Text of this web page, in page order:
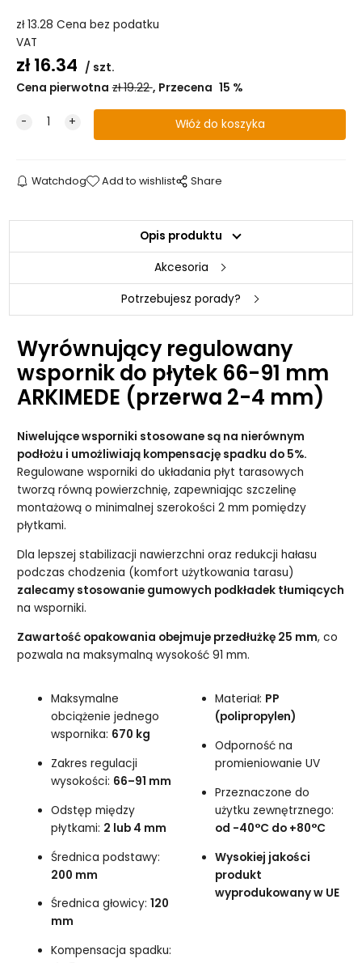
zł13.28 Cena bez podatku
VAT
zł16.34
szt.
Cena pierwotna zł19.22 Przecena 15 %
Watchdog Add to wishlist Share
Opis produktu
Akcesoria
Potrzebujesz porady?
Wyrównujący regulowany
wspornik do płytek 66-91 mm
ARKIMEDE (przerwa 2-4 mm)
Niwelujące wsporniki stosowane są na nierównym
podłożu i umożliwiają kompensację spadku do 5%.
Regulowane wsporniki do układania płyt tarasowych
tworzą równą powierzchnię, zapewniając szczelinę
montażową o minimalnej szerokości 2 mm pomiędzy
płytkami.
Dla lepszej stabilizacji nawierzchni oraz redukcji hałasu
podczas chodzenia (komfort użytkowania tarasu)
zalecamy stosowanie gumowych podkładek tłumiących
na wsporniki.
Zawartość opakowania obejmuje przedłużkę 25 mm, co
pozwala na maksymalną wysokość 91 mm.
Maksymalne
obciążenie jednego
wspornika: 670 kg
Zakres regulacji
wysokości: 66–91 mm
Odstęp między
płytkami: 2 lub 4 mm
Średnica podstawy:
200 mm
Średnica głowicy:120
mm
Kompensacja spadku:
Materiał: PP
(polipropylen)
Odporność na
promieniowanie UV
Przeznaczone do
użytku zewnętrznego:
od -40°C do +80°C
Wysokiej jakości
produkt
wyprodukowany w UE